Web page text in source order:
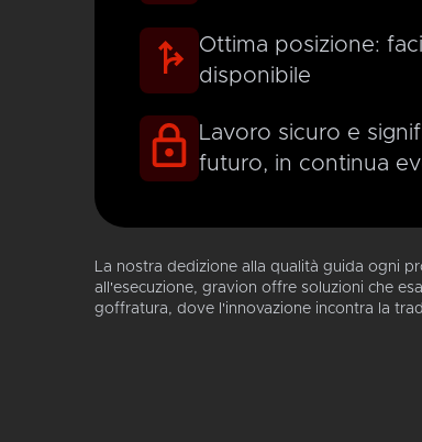
Ottima posizione:
disponibile
Lavoro sicuro e
futuro, in continua
La nostra dedizione alla qualità guida ogni
all'esecuzione, gravion offre soluzioni che
goffratura, dove l'innovazione incontra la